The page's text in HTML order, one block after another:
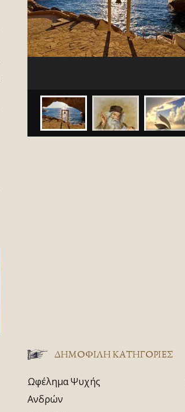
ΔΗΜΟΦΙΛΗ ΚΑΤΗΓΟΡΙΕΣ
Ωφέλημα Ψυχής
Ανδρών